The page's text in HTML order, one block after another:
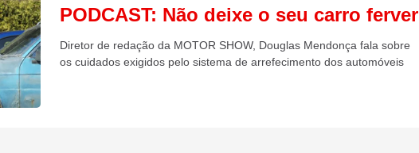
PODCAST: Não deixe o seu carro ferver
Diretor de redação da MOTOR SHOW, Douglas Mendonça fala sobre
os cuidados exigidos pelo sistema de arrefecimento dos automóveis